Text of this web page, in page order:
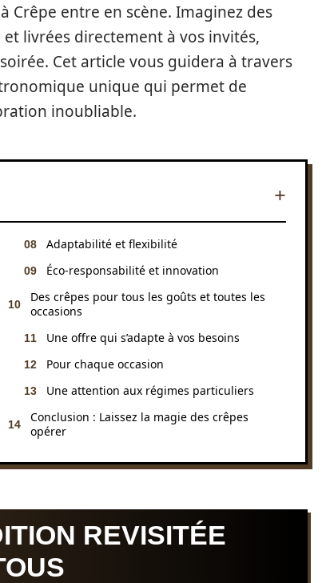
Crêpe entre en scène. Imaginez des
et livrées directement à vos invités,
Cet article vous guidera à travers
unique qui permet de
inoubliable.
Adaptabilité et flexibilité
Éco-responsabilité et innovation
Des crêpes pour tous les goûts et toutes les
occasions
Une offre qui s’adapte à vos besoins
Pour chaque occasion
Une attention aux régimes particuliers
Conclusion : Laissez la magie des crêpes
opérer
REVISITÉE